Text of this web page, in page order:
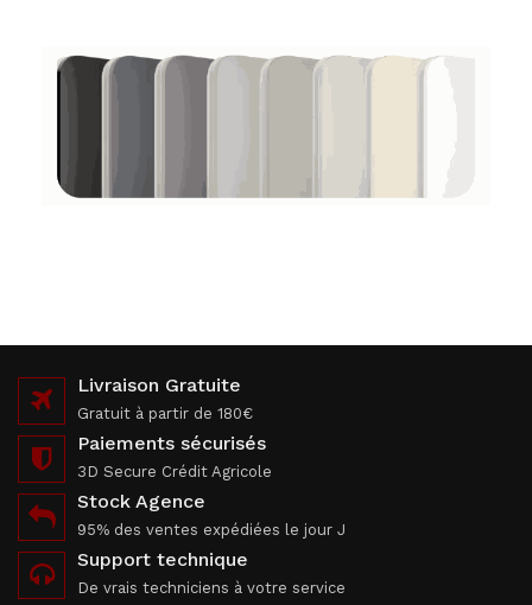
Livraison Gratuite
Gratuit à partir de 180€
Paiements sécurisés
3D Secure Crédit Agricole
Stock Agence
95% des ventes expédiées le jour J
Support technique
De vrais techniciens à votre service